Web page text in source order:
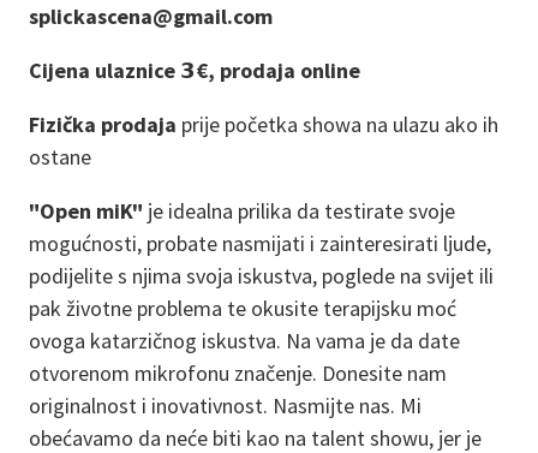
splickascena@gmail.com
Cijena ulaznice 𝟯€, prodaja online
Fizička prodaja prije početka showa na ulazu ako ih
ostane
"Open miK" je idealna prilika da testirate svoje
mogućnosti, probate nasmijati i zainteresirati ljude,
podijelite s njima svoja iskustva, poglede na svijet ili
pak životne problema te okusite terapijsku moć
ovoga katarzičnog iskustva. Na vama je da date
otvorenom mikrofonu značenje. Donesite nam
originalnost i inovativnost. Nasmijte nas. Mi
obećavamo da neće biti kao na talent showu, jer je